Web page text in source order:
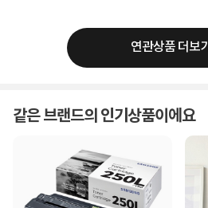
연관상품 더보기
같은 브랜드의 인기상품이에요